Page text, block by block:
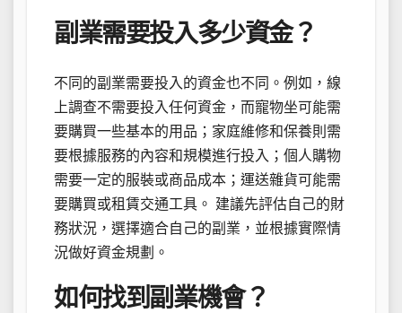
副業需要投入多少資金？
不同的副業需要投入的資金也不同。例如，線
上調查不需要投入任何資金，而寵物坐可能需
要購買一些基本的用品；家庭維修和保養則需
要根據服務的內容和規模進行投入；個人購物
需要一定的服裝或商品成本；運送雜貨可能需
要購買或租賃交通工具。 建議先評估自己的財
務狀況，選擇適合自己的副業，並根據實際情
況做好資金規劃。
如何找到副業機會？